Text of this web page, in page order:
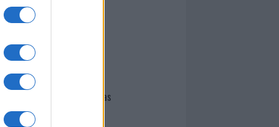
I nostri cari
Giovannimaria Cabras